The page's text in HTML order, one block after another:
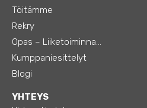
Töitämme
Rekry
Opas – Liiketoiminnan tehostamiseen
Kumppaniesittelyt
Blogi
YHTEYS